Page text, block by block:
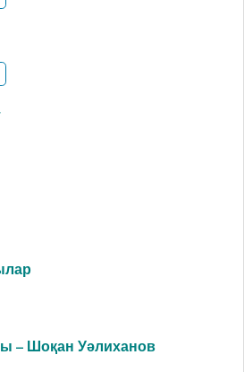
– Шоқан Уәлиханов